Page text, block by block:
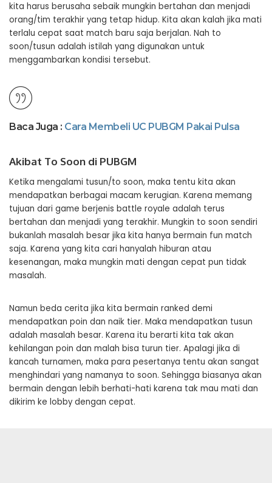
kita harus berusaha sebaik mungkin bertahan dan menjadi
orang/tim terakhir yang tetap hidup. Kita akan kalah jika mati
terlalu cepat saat match baru saja berjalan. Nah to
soon/tusun adalah istilah yang digunakan untuk
menggambarkan kondisi tersebut.
Baca Juga : Cara Membeli UC PUBGM Pakai Pulsa
Akibat To Soon di PUBGM
Ketika mengalami tusun/to soon, maka tentu kita akan
mendapatkan berbagai macam kerugian. Karena memang
tujuan dari game berjenis battle royale adalah terus
bertahan dan menjadi yang terakhir. Mungkin to soon sendiri
bukanlah masalah besar jika kita hanya bermain fun match
saja. Karena yang kita cari hanyalah hiburan atau
kesenangan, maka mungkin mati dengan cepat pun tidak
masalah.
Namun beda cerita jika kita bermain ranked demi
mendapatkan poin dan naik tier. Maka mendapatkan tusun
adalah masalah besar. Karena itu berarti kita tak akan
kehilangan poin dan malah bisa turun tier. Apalagi jika di
kancah turnamen, maka para pesertanya tentu akan sangat
menghindari yang namanya to soon. Sehingga biasanya akan
bermain dengan lebih berhati-hati karena tak mau mati dan
dikirim ke lobby dengan cepat.